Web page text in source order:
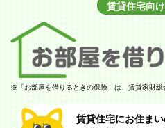
賃貸住宅向け
※ 「お部屋を借りるときの保険」は、賃貸家財
賃貸住宅にお住ま